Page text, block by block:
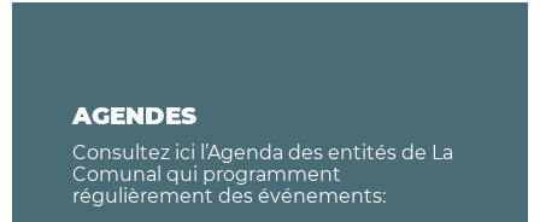
AGENDES
Consultez ici l’Agenda des entités de La
Comunal qui programment
régulièrement des événements: